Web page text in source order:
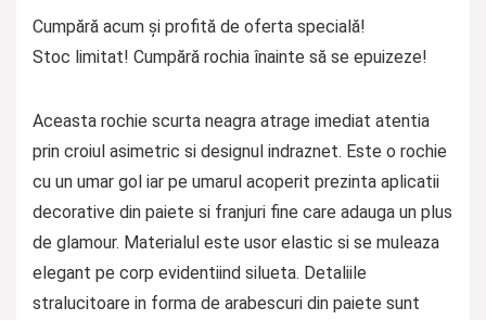
Cumpără acum și profită de oferta specială!
Stoc limitat! Cumpără rochia înainte să se epuizeze!
Aceasta rochie scurta neagra atrage imediat atentia
prin croiul asimetric si designul indraznet. Este o rochie
cu un umar gol iar pe umarul acoperit prezinta aplicatii
decorative din paiete si franjuri fine care adauga un plus
de glamour. Materialul este usor elastic si se muleaza
elegant pe corp evidentiind silueta. Detaliile
stralucitoare in forma de arabescuri din paiete sunt